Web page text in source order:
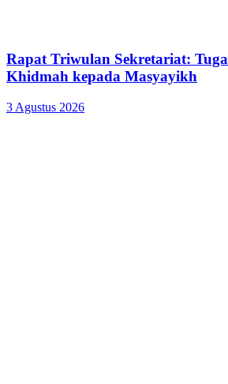
Rapat Triwulan Sekretariat:
Khidmah kepada Masyayikh
3 Agustus 2026